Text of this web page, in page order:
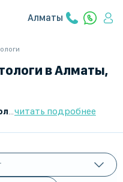
Алматы
в Алматы,
Стоматолог-
читать подробнее